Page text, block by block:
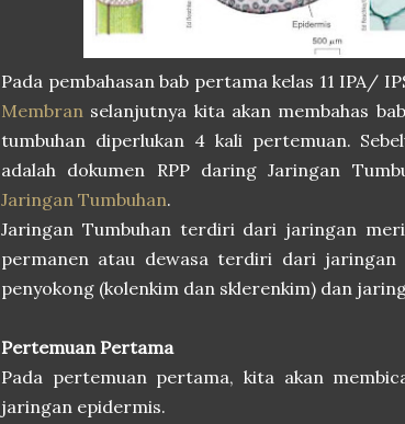
Pada pembahasan bab pertama kelas 11 IPA/
Membran selanjutnya kita akan membahas
tumbuhan diperlukan 4 kali pertemuan.
adalah dokumen RPP daring Jaringan
Jaringan Tumbuhan.
Jaringan Tumbuhan terdiri dari jaringan
permanen atau dewasa terdiri dari
penyokong (kolenkim dan sklerenkim) dan
Pertemuan Pertama
Pada pertemuan pertama, kita akan
jaringan epidermis.